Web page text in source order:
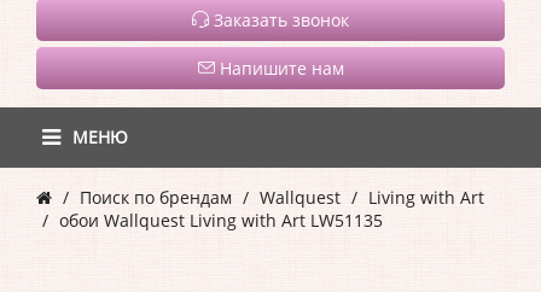
Заказать звонок
Напишите нам
МЕНЮ
Поиск по брендам Wallquest
Living with Art
обои Wallquest Living with Art LW51135